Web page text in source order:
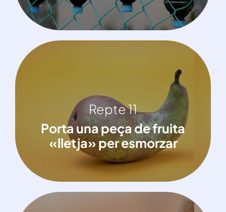
Repte 11
Porta una peça de fruita
«lletja» per esmorzar
Repte 11
Porta una peça de fruita «lletja» per
esmorzar